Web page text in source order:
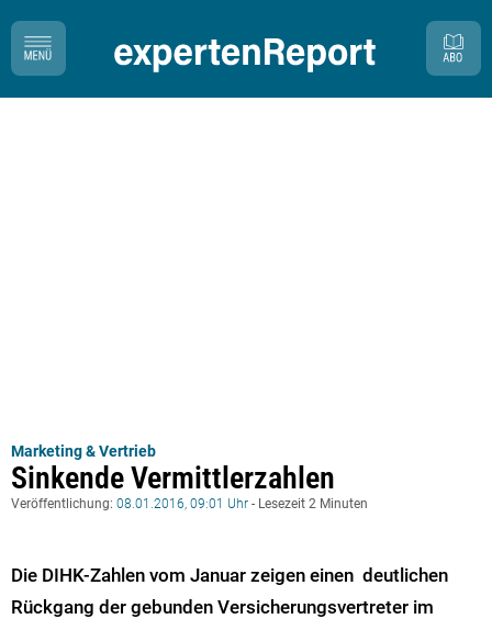
Marketing & Vertrieb
Sinkende Vermittlerzahlen
Veröffentlichung: 08.01.2016, 09:01 Uhr - Lesezeit 2 Minuten
Die DIHK-Zahlen vom Januar zeigen einen deutlichen
Rückgang der gebunden Versicherungsvertreter im